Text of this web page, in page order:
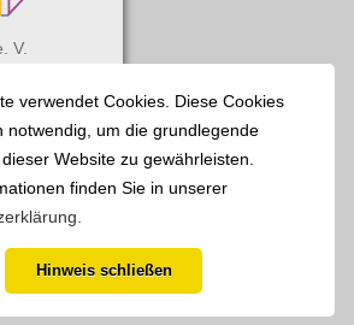
verwendet Cookies. Diese Cookies
notwendig, um die grundlegende
Website zu gewährleisten.
finden Sie in unserer
Hinweis schließen
V.
11